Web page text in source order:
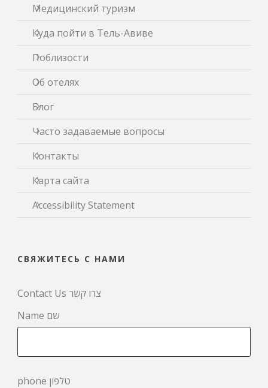
Медицинский туризм
Куда пойти в Тель-Авиве
Поблизости
Об отелях
Блог
Часто задаваемые вопросы
Контакты
Карта сайта
Accessibility Statement
СВЯЖИТЕСЬ С НАМИ
Contact Us צרו קשר
Name שם
phone טלפון